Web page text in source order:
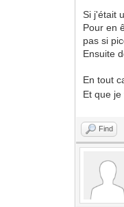
Si j'était
Pour en
pas si
Ensuite
En tout
Et que
Find